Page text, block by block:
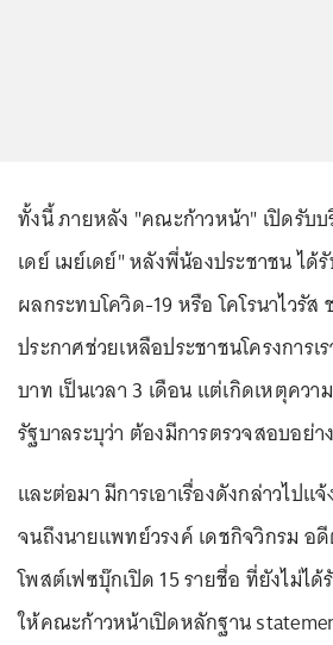
ทั้งนี้ ภายหลัง "คณะก้าวหน้า" เปิดรับบ
เดย์ เมย์เดย์" หลังพี่น้องประชาชน ได้
ผลกระทบโควิด-19 หรือ โคโรนาไวรัส
ประกาศช่วยเหลือประชาชนโครงการเ
บาท เป็นเวลา 3 เดือน แต่เกิดเหตุควา
รัฐบาลระบุว่า ต้องมีการตรวจสอบอย่า
และต่อมา มีการเอาเรื่องดังกล่าวไปแ
จนถึงนายแพทย์วรงค์ เดชกิจวิกรม
โพสต์เฟซบุ๊กเปิด 15 รายชื่อ ที่ยังไม่ได้
ให้คณะก้าวหน้าเปิดหลักฐาน